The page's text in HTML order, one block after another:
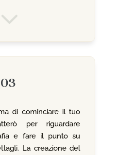
3
03
di cominciare il tuo
per riguardare
e fare il punto su
La creazione del